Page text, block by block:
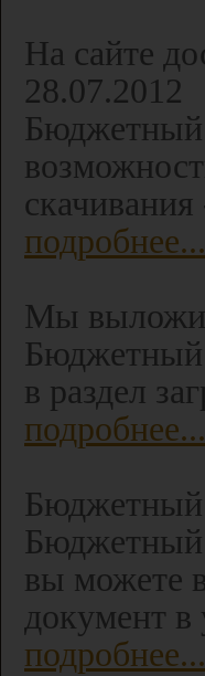
На сайте
28.07.2012
Бюджетный
подробнее...
Мы
Бюджетный
в раздел
подробнее...
Бюджетный
Бюджетный
вы можете
документ в
подробнее...